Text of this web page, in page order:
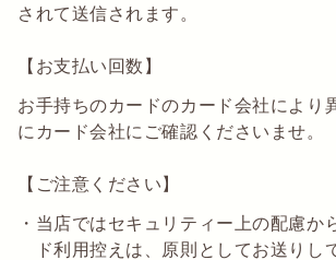
されて送信されます。
【お支払い回数】
お手持ちのカードのカード会社により
にカード会社にご確認くださいませ。
【ご注意ください】
当店ではセキュリティー上の配慮か
ド利用控えは、原則としてお送りし